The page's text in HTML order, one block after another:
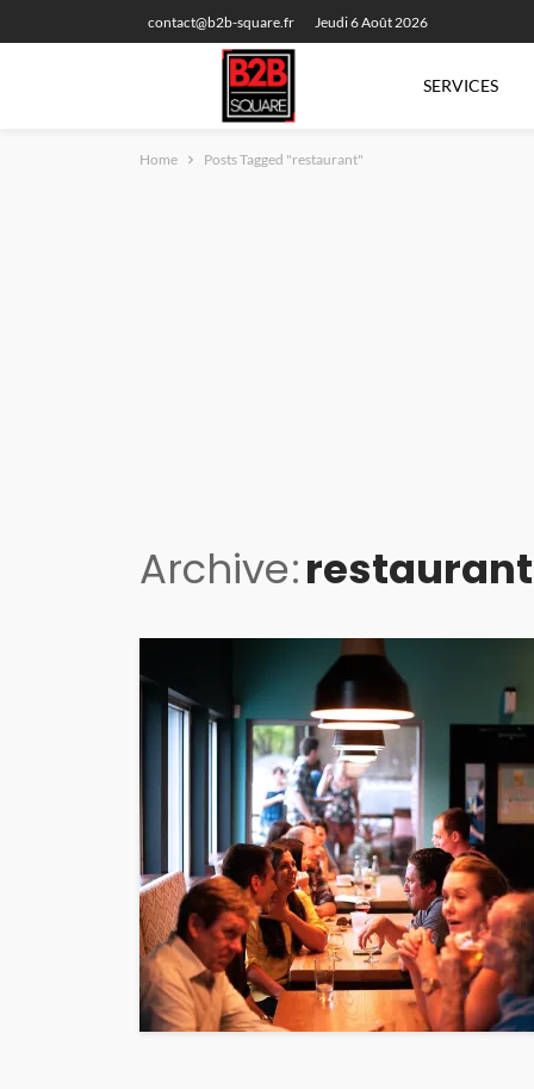
contact@b2b-square.fr Jeudi 6 Août 2026
SERVICES
Home Posts Tagged "restaurant"
Archive restaurant